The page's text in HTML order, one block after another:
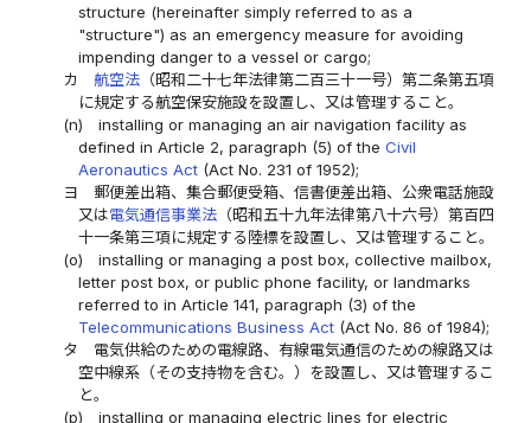
structure (hereinafter simply referred to as a
"structure") as an emergency measure for avoiding
impending danger to a vessel or cargo;
カ
航空法（昭和二十七年法律第二百三十一号）第二条第五項
に規定する航空保安施設を設置し、又は管理すること。
(n)
installing or managing an air navigation facility as
defined in Article 2, paragraph (5) of the Civil
Aeronautics Act(Act No. 231 of 1952);
ヨ
郵便差出箱、集合郵便受箱、信書便差出箱、公衆電話施設
又は電気通信事業法（昭和五十九年法律第八十六号）第百四
十一条第三項に規定する陸標を設置し、又は管理すること。
(o)
installing or managing a post box, collective mailbox,
letter post box, or public phone facility, or landmarks
referred to in Article 141, paragraph (3) of the
Telecommunications Business Act(Act No. 86 of 1984);
タ
電気供給のための電線路、有線電気通信のための線路又は
空中線系（その支持物を含む。）を設置し、又は管理するこ
と。
(p)
installing or managing electric lines for electric